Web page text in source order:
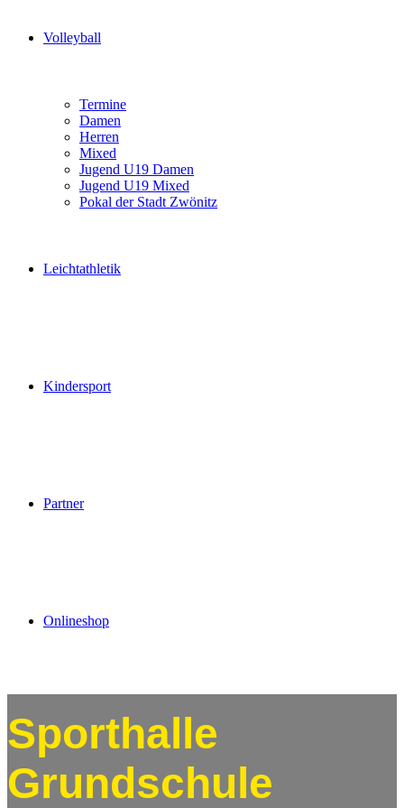
Volleyball
Termine
Damen
Herren
Mixed
Jugend U19 Damen
Jugend U19 Mixed
Pokal der Stadt Zwönitz
Leichtathletik
Kindersport
Partner
Onlineshop
Sporthalle
Grundschule